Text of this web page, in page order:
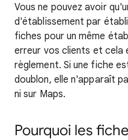
Vous ne pouvez avoir
d'établissement par
fiches pour un même
erreur vos clients et
règlement. Si une fiche
doublon, elle n'apparaît
ni sur Maps.
Pourquoi les